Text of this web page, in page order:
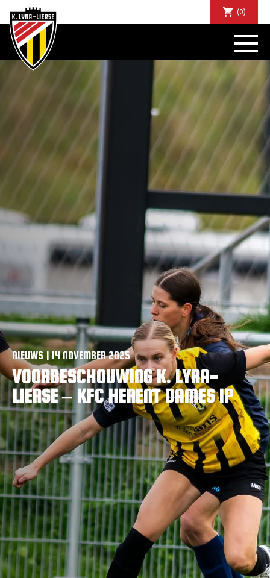
(0)
NIEUWS | 14 NOVEMBER 2025
VOORBESCHOUWING K. LYRA-
LIERSE – KFC HERENT DAMES IP
NIEUWS
DE CLUB
SPORTIEF
SUPPORTERS
TICKETS
ABONNEMENTEN
COMMUNITY
JEUGD
BUSINESS CLUB
MATCHDINERS
CLUBAPP
FANSHOP
FAQ
VACATURES
CONTACTEER ONS